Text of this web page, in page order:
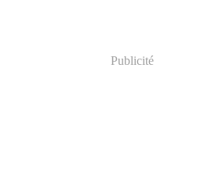
Publicité